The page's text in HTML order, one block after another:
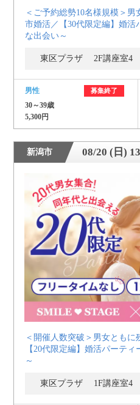
＜ご予約総勢10名様規模＞
市婚活／【30代限定編】婚
な出会い～
東区プラザ 2F講座室4
男性 募集終了
30～39歳
5,300円
新潟市 08/20 (日)
＜開催人数突破＞男女ともに
【20代限定編】婚活パーテ
～
東区プラザ 1F講座室4